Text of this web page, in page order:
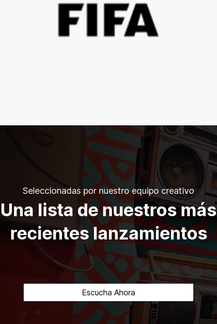
Seleccionadas por nuestro equipo creativo
Una lista de nuestros más
recientes lanzamientos
Escucha Ahora